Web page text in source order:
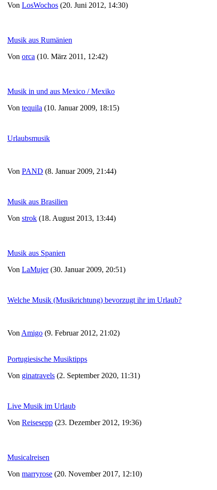
Von LosWochos (20. Juni 2012, 14:30)
Musik aus Rumänien
Von orca (10. März 2011, 12:42)
Musik in und aus Mexico / Mexiko
Von tequila (10. Januar 2009, 18:15)
Urlaubsmusik
Von PAND (8. Januar 2009, 21:44)
Musik aus Brasilien
Von strok (18. August 2013, 13:44)
Musik aus Spanien
Von LaMujer(30. Januar 2009, 20:51)
Welche Musik (Musikrichtung) bevorzugt ihr im Urlaub?
Von Amigo (9. Februar 2012, 21:02)
Portugiesische Musiktipps
Von ginatravels (2. September 2020, 11:31)
Live Musik im Urlaub
Von Reisesepp (23. Dezember 2012, 19:36)
Musicalreisen
Von marryrose (20. November 2017, 12:10)